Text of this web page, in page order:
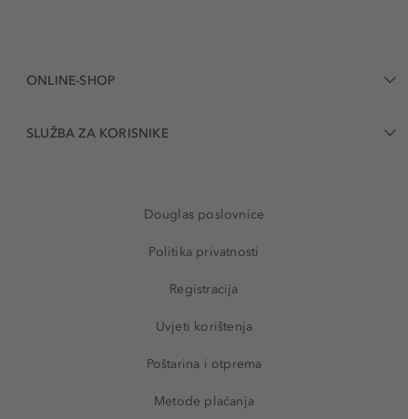
ONLINE-SHOP
SLUŽBA ZA KORISNIKE
Douglas poslovnice
Politika privatnosti
Registracija
Uvjeti korištenja
Poštarina i otprema
Metode plaćanja